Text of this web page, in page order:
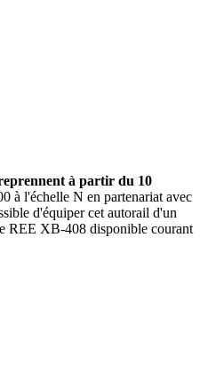
à partir du 10
à l'échelle N en partenariat avec
d'équiper cet autorail d'un
REE XB-408 disponible courant